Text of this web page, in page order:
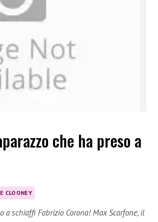
che ha preso a
CLOONEY
a schiaffi Fabrizio Corona! Max Scarfone, il